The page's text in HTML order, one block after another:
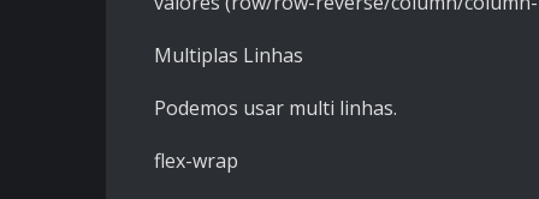
Multiplas Linhas
Podemos usar multi linhas.
flex-wrap